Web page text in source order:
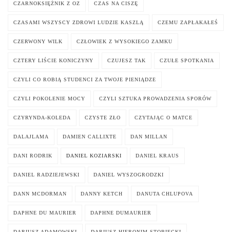
CZARNOKSIĘŻNIK Z OZ CZAS NA CISZĘ
CZASAMI WSZYSCY ZDROWI LUDZIE KASZLĄ CZEMU ZAPŁAKAŁEŚ
CZERWONY WILK CZŁOWIEK Z WYSOKIEGO ZAMKU
CZTERY LIŚCIE KONICZYNY CZUJESZ TAK CZUŁE SPOTKANIA
CZYLI CO ROBIĄ STUDENCI ZA TWOJE PIENIĄDZE
CZYLI POKOLENIE MOCY CZYLI SZTUKA PROWADZENIA SPORÓW
CZYRYNDA-KOLEDA CZYSTE ZŁO CZYTAJĄC O MATCE
DALAJLAMA DAMIEN CALLIXTE DAN MILLAN
DANI RODRIK DANIEL KOZIARSKI DANIEL KRAUS
DANIEL RADZIEJEWSKI DANIEL WYSZOGRODZKI
DANN MCDORMAN DANNY KETCH DANUTA CHLUPOVA
DAPHNE DU MAURIER DAPHNE DUMAURIER